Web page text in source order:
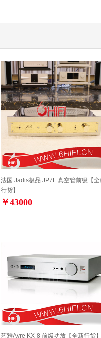
法国 Jadis极品 JP7L 真空管前级【
行货】
￥43000
艺雅Ayre KX-8 前级功放【全新行货】